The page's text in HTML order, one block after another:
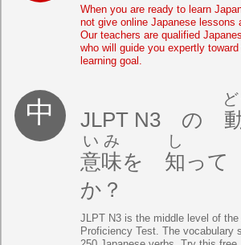
When you are ready to learn
not give online Japanese lessons
Our teachers are qualified
who will guide you expertly
learning goal.
JLPT N3 の
意味
いみ
を 知
し
っ
か？
JLPT N3 is the middle level of the
Proficiency Test. The vocabulary